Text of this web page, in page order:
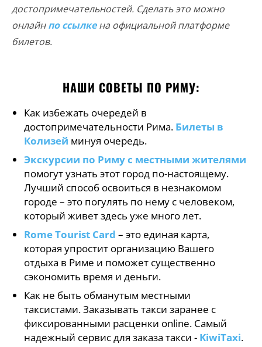
достопримечательностей. Сделать это можно
онлайнпо ссылкена официальной платформе
билетов.
НАШИ СОВЕТЫ ПО РИМУ:
Как избежать очередей в
достопримечательности Рима. Билеты в
Колизей минуя очередь.
Экскурсии по Риму с местными жителями
помогут узнать этот город по-настоящему.
Лучший способ освоиться в незнакомом
городе – это погулять по нему с человеком,
который живет здесь уже много лет.
Rome Tourist Card – это единая карта,
которая упростит организацию Вашего
отдыха в Риме и поможет существенно
сэкономить время и деньги.
Как не быть обманутым местными
таксистами. Заказывать такси заранее с
фиксированными расценки online. Самый
надежный сервис для заказа такси - KiwiTaxi.